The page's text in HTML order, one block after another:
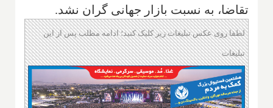
تقاضا، به نسبت بازار جهانی گران نشد.
لطفا روی عکس تبلیغات زیر کلیک کنید؛ ادامه مطلب پس از این
تبلیغات